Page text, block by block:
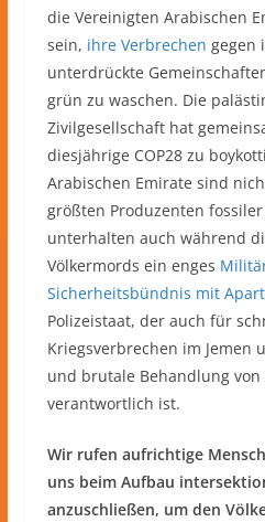
die Vereinigten Arabischen
sein, ihre Verbrechen gegen
unterdrückte
grün zu waschen. Die
Zivilgesellschaft hat
diesjährige COP28 zu
Arabischen Emirate sind
größten Produzenten
unterhalten auch während
Völkermords ein enges
Sicherheitsbündnis mit
Polizeistaat, der auch für
Kriegsverbrechen im Jemen
und brutale Behandlung
verantwortlich ist.
Wir rufen aufrichtige
uns beim Aufbau
anzuschließen, um den